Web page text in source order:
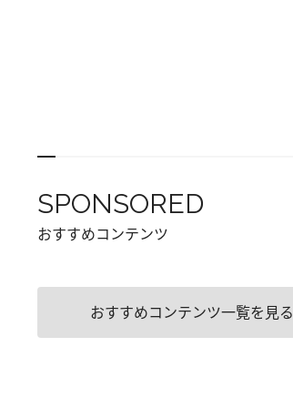
SPONSORED
おすすめコンテンツ
おすすめコンテンツ一覧を見る